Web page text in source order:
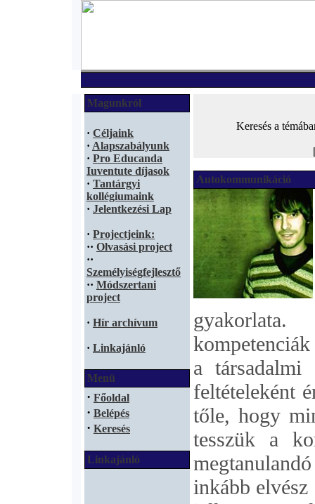
Magunkról
· Céljaink
· Alapszabályunk
· Pro Educanda
Iuventute díjasok
· Tantárgyi
kollégiumaink
· Jelentkezési Lap
· Projectjeink:
·· Olvasási project
··
Személyiségfejlesztő
·· Módszertani
project
· Hír archívum
· Linkajánló
Menü
· Főoldal
· Belépés
· Keresés
Linkajánló
Keresés a
Autokommunikáció
a társadalmi
feltételeként
tőle, hogy
tesszük a
inkább elvész